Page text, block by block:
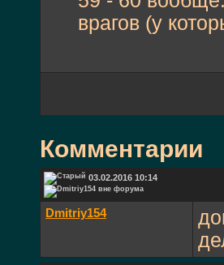
врагов (у
Комментарии
03.02.2016 10:14
Dmitriy154